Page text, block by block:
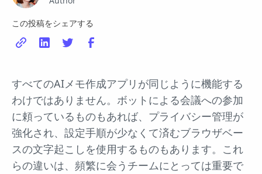
この投稿をシェアする
すべてのAIメモ作成アプリが同じように機能する
わけではありません。ボットによる会議への参加
に頼っているものもあれば、プライバシー管理が
強化され、設定手順が少なくて済むブラウザベー
スの文字起こしを使用するものもあります。これ
らの違いは、頻繁に会うチームにとっては重要で